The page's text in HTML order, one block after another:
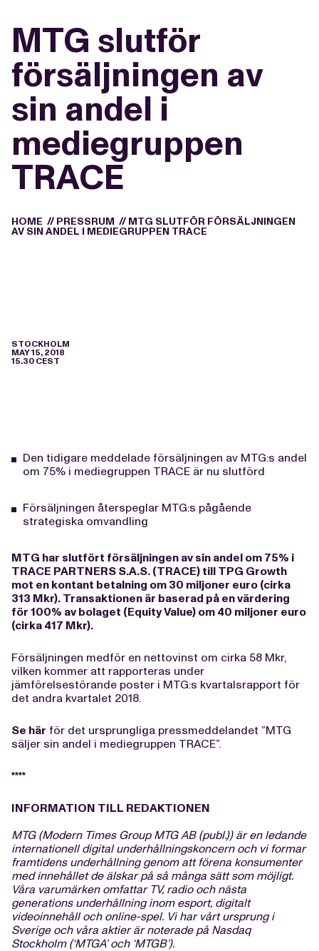
MTG slutför
försäljningen av
sin andel i
mediegruppen
TRACE
HOME // PRESSRUM // MTG SLUTFÖR FÖRSÄLJNINGEN
AV SIN ANDEL I MEDIEGRUPPEN TRACE
STOCKHOLM
MAY 15, 2018
15.30 CEST
Den tidigare meddelade försäljningen av MTG:s andel
om 75% i mediegruppen TRACE är nu slutförd
Försäljningen återspeglar MTG:s pågående
strategiska omvandling
MTG har slutfört försäljningen av sin andel om 75% i
TRACE PARTNERS S.A.S. (TRACE) till TPG Growth
mot en kontant betalning om 30 miljoner euro (cirka
313 Mkr). Transaktionen är baserad på en värdering
för 100% av bolaget (Equity Value) om 40 miljoner euro
(cirka 417 Mkr).
Försäljningen medför en nettovinst om cirka 58 Mkr,
vilken kommer att rapporteras under
jämförelsestörande poster i MTG:s kvartalsrapport för
det andra kvartalet 2018.
Se här för det ursprungliga pressmeddelandet ”MTG
säljer sin andel i mediegruppen TRACE”.
****
INFORMATION TILL REDAKTIONEN
MTG (Modern Times Group MTG AB (publ.)) är en ledande
internationell digital underhållningskoncern och vi formar
framtidens underhållning genom att förena konsumenter
med innehållet de älskar på så många sätt som möjligt.
Våra varumärken omfattar TV, radio och nästa
generations underhållning inom esport, digitalt
videoinnehåll och online-spel. Vi har vårt ursprung i
Sverige och våra aktier är noterade på Nasdaq
Stockholm (‘MTGA’ och ‘MTGB’).